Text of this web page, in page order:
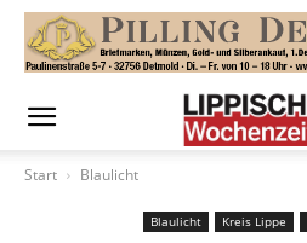
Start Blaulicht
Blaulicht Kreis Lippe